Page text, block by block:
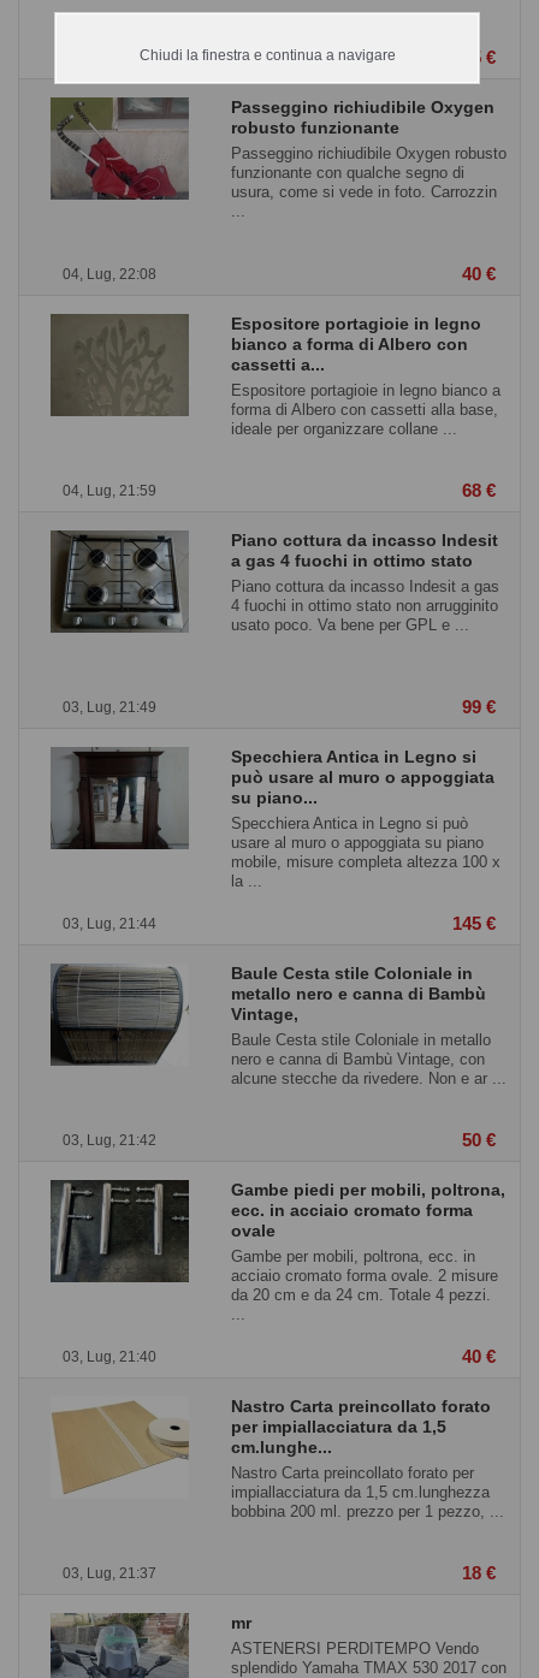
04, Lug, 22:11 295 €
04, Lug, 22:08
Passeggino richiudibile Oxygen
robusto funzionante
Passeggino richiudibile Oxygen robusto
funzionante con qualche segno di
usura, come si vede in foto. Carrozzin
...
40 €
04, Lug, 21:59
Espositore portagioie in legno
bianco a forma di Albero con
cassetti a...
Espositore portagioie in legno bianco a
forma di Albero con cassetti alla base,
ideale per organizzare collane ...
68 €
03, Lug, 21:49
Piano cottura da incasso Indesit
a gas 4 fuochi in ottimo stato
Piano cottura da incasso Indesit a gas
4 fuochi in ottimo stato non arrugginito
usato poco. Va bene per GPL e ...
99 €
03, Lug, 21:44
Specchiera Antica in Legno si
può usare al muro o appoggiata
su piano...
Specchiera Antica in Legno si può
usare al muro o appoggiata su piano
mobile, misure completa altezza 100 x
la ...
145 €
03, Lug, 21:42
Baule Cesta stile Coloniale in
metallo nero e canna di Bambù
Vintage,
Baule Cesta stile Coloniale in metallo
nero e canna di Bambù Vintage, con
alcune stecche da rivedere. Non e ar ...
50 €
03, Lug, 21:40
Gambe piedi per mobili, poltrona,
ecc. in acciaio cromato forma
ovale
Gambe per mobili, poltrona, ecc. in
acciaio cromato forma ovale. 2 misure
da 20 cm e da 24 cm. Totale 4 pezzi.
...
40 €
03, Lug, 21:37
Nastro Carta preincollato forato
per impiallacciatura da 1,5
cm.lunghe...
Nastro Carta preincollato forato per
impiallacciatura da 1,5 cm.lunghezza
bobbina 200 ml. prezzo per 1 pezzo, ...
18 €
mr
ASTENERSI PERDITEMPO Vendo
splendido Yamaha TMAX 530 2017 con
Chiudi la finestra e continua a navigare